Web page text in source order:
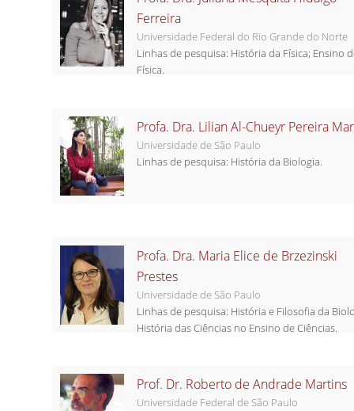
Ferreira
Universidade Federal do Rio Grande do Norte
Linhas de pesquisa: História da Física; Ensino
Física.
Profa. Dra. Lilian Al-Chueyr Pereira
Universidade de São Paulo
Linhas de pesquisa: História da Biologia.
Profa. Dra. Maria Elice de Brzezinski
Prestes
Universidade de São Paulo
Linhas de pesquisa: História e Filosofia da
História das Ciências no Ensino de Ciências.
Prof. Dr. Roberto de Andrade Martins
Universidade Federal de São Paulo